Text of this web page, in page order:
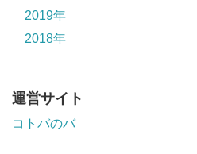
2019年
2018年
運営サイト
コトバのバ